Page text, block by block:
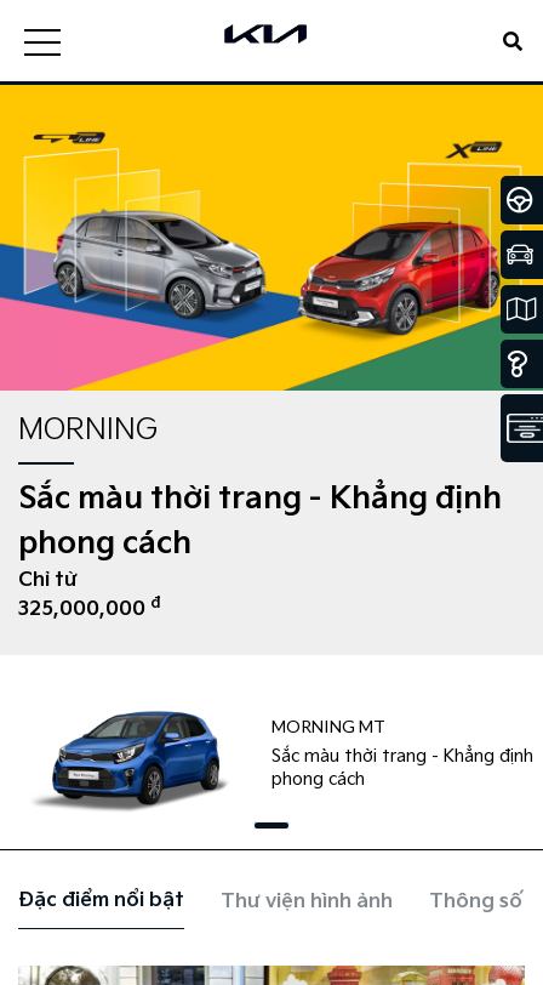
MORNING
Sắc màu thời trang - Khẳng định
phong cách
Chỉ từ
325,000,000 đ
MORNING MT
Sắc màu thời trang - Khẳng định
phong cách
Đặc điểm nổi bật Thư viện hình ảnh Thông số